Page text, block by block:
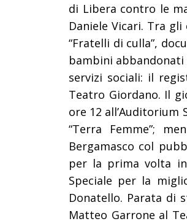
di Libera contro le
Daniele Vicari. Tra gli
“Fratelli di culla”,
bambini
servizi sociali: il
Teatro Giordano. Il
ore 12 all’Auditorium
“Terra Femme”;
Bergamasco col
per la prima volta
Speciale per la
Donatello. Parata di
Matteo Garrone al